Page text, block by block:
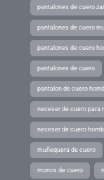
pantalones de cuero
pantalones de cuero
pantalones de cuero
pantalones de cuero
pantalon de cuero
neceser de cuero para
neceser de cuero
muñequera de cuero
monos de cuero